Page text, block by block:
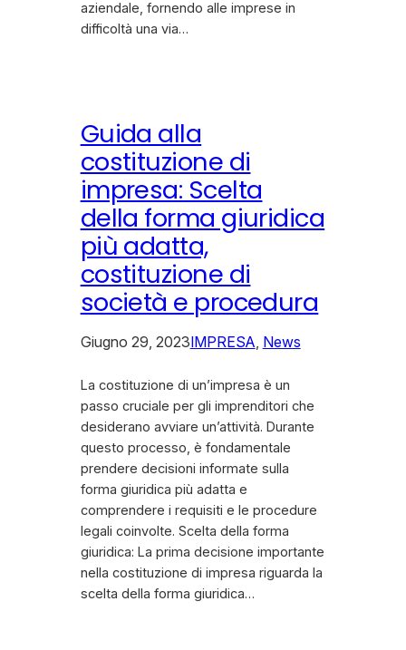
aziendale, fornendo alle imprese in
difficoltà una via…
Guida alla
costituzione di
impresa: Scelta
della forma giuridica
più adatta,
costituzione di
società e procedura
Giugno 29, 2023IMPRESA, News
La costituzione di un’impresa è un
passo cruciale per gli imprenditori che
desiderano avviare un’attività. Durante
questo processo, è fondamentale
prendere decisioni informate sulla
forma giuridica più adatta e
comprendere i requisiti e le procedure
legali coinvolte. Scelta della forma
giuridica: La prima decisione importante
nella costituzione di impresa riguarda la
scelta della forma giuridica…